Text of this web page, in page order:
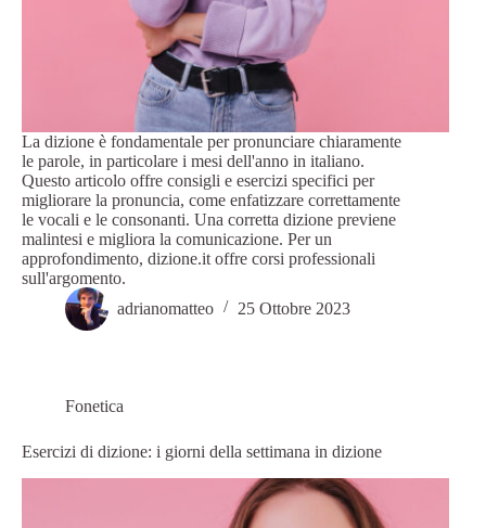
La dizione è fondamentale per pronunciare chiaramente
le parole, in particolare i mesi dell'anno in italiano.
Questo articolo offre consigli e esercizi specifici per
migliorare la pronuncia, come enfatizzare correttamente
le vocali e le consonanti. Una corretta dizione previene
malintesi e migliora la comunicazione. Per un
approfondimento, dizione.it offre corsi professionali
sull'argomento.
adrianomatteo
25 Ottobre 2023
Fonetica
Esercizi di dizione: i giorni della settimana in dizione